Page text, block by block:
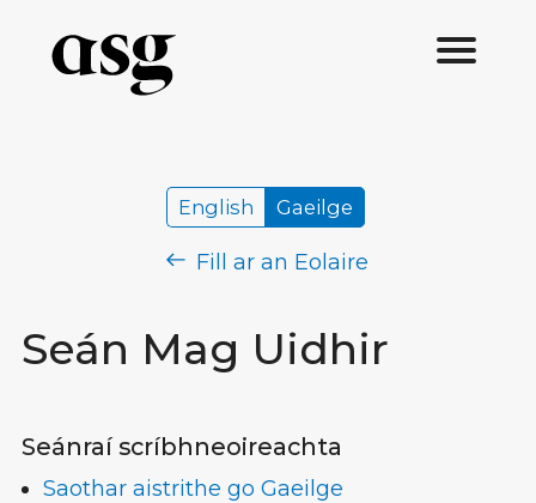
Seán Mag Uidhir
English Gaeilge
Fill ar an Eolaire
Seánraí scríbhneoireachta
Saothar aistrithe go Gaeilge